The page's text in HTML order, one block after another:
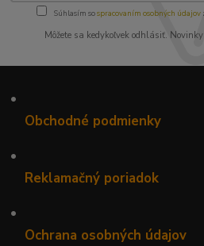
Súhlasím sospracovaním osobných údajov
Môžete sa kedykoľvek odhlásiť.
•
Obchodné podmienky
•
Reklamačný poriadok
•
Ochrana osobných údajov